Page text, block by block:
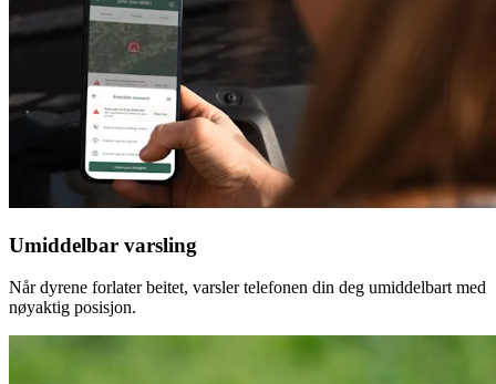
Umiddelbar varsling
Når dyrene forlater beitet, varsler telefonen din deg umiddelbart med
nøyaktig posisjon.